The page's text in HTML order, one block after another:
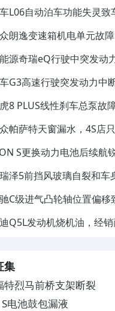
L06自动泊车功能失灵致
朗逸变速箱机电单元故障
源奇瑞eQ行驶中突发动
质保
G3高速行驶突发动力中
8 PLUS线性刹车总泵故
帕萨特天窗漏水，4S店
S更换动力电池后续航
泽5前挡风玻璃自裂和车
C级进气凸轮轴位置偏移
Q5L发动机烧机油，经销
集
特烈马前桥支架断裂
电池鼓包漏液